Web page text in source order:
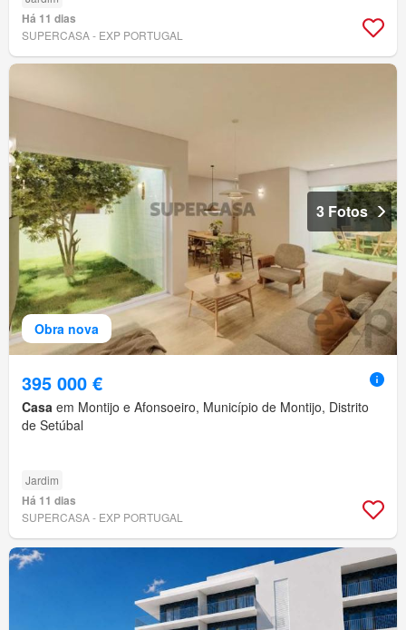
Há 11 dias
SUPERCASA - EXP PORTUGAL
Obra nova
3 Fotos
395 000 €
Casa em Montijo e Afonsoeiro, Município de Montijo, Distrito
de Setúbal
Jardim
Há 11 dias
SUPERCASA - EXP PORTUGAL